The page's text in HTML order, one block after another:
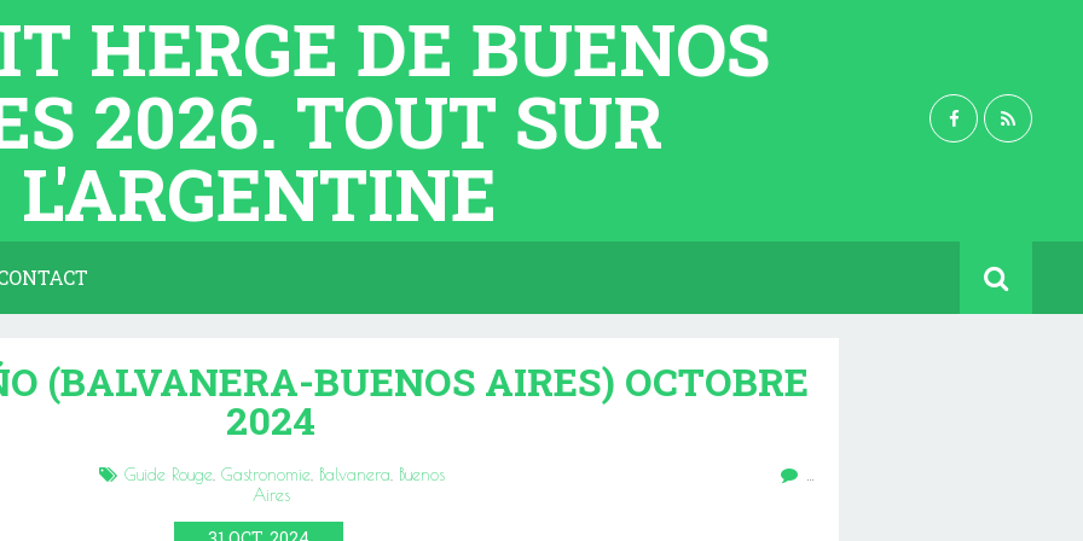
HERGE DE BUENOS
2026. TOUT SUR
L'ARGENTINE
(BALVANERA-BUENOS AIRES) OCTOBRE
2024
Guide Rouge, Gastronomie, Balvanera, Buenos
Aires
…